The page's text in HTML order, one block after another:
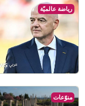
رياضة عالميّة
منوّعات